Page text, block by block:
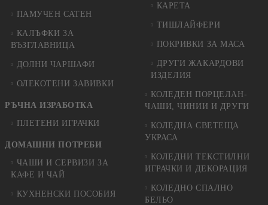
ПАМУЧЕН САТЕН
КАЛЪФКИ ЗА
ВЪЗГЛАВНИЦА
ДОЛНИ ЧАРШАФИ
ОЛЕКОТЕНИ ЗАВИВКИ
РЪЧНА ИЗРАБОТКА
ПЛЕТЕНИ ИГРАЧКИ
ДОМАШНИ ПОТРЕБИ
ЧАШИ И СЕРВИЗИ ЗА
КАФЕ И ЧАЙ
КУХНЕНСКИ ПОСОБИЯ
КАРЕТА
ТИШЛАЙФЕРИ
ПОКРИВКИ ЗА МАСА
ДРУГИ ЖАКАРДОВИ
ИЗДЕЛИЯ
КОЛЕДЕН ПОРЦЕЛАН-
ЧАШИ, ЧИНИИ И ДРУГИ
КОЛЕДНА СВЕТЕЩА
УКРАСА
КОЛЕДНИ ТЕКСТИЛНИ
ИГРАЧКИ И ДЕКОРАЦИЯ
КОЛЕДНO СПАЛНO
БЕЛЬО